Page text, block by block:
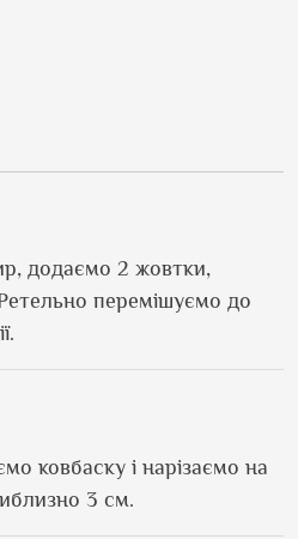
додаємо 2 жовтки,
перемішуємо до
ковбаску і нарізаємо на
3 см.